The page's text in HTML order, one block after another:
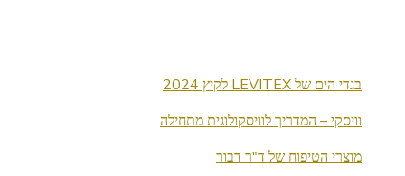
בגדי הים של LEVITEX לקיץ 2024
וויסקי – המדריך לוויסקולוגית מתחילה
מוצרי הטיפוח של ד"ר דבור